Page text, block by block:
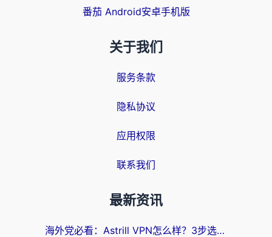
番茄 Android安卓手机版
关于我们
服务条款
隐私协议
应用权限
联系我们
最新资讯
海外党必看：Astrill VPN怎么样？3步选对回国加速器实现无缝刷剧玩游戏